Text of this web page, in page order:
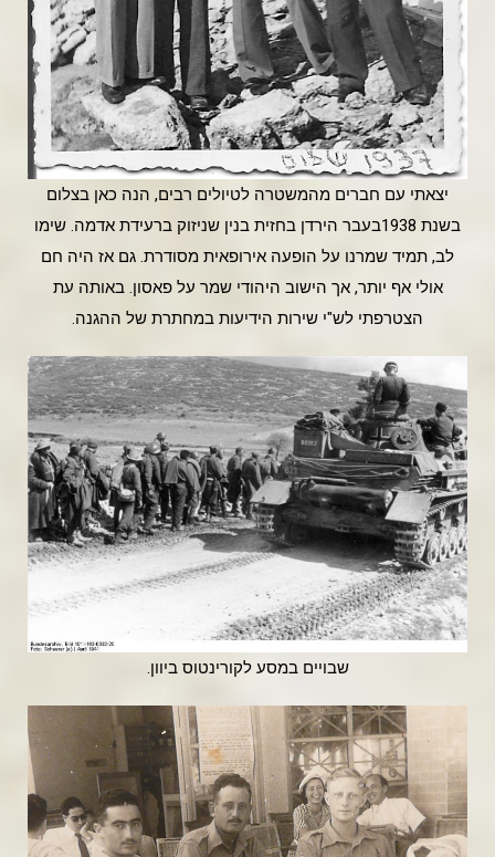
יצאתי עם חברים מהמשטרה לטיולים רבים, הנה כאן בצלום
בשנת 1938בעבר הירדן בחזית בנין שניזוק ברעידת אדמה. שימו
לב, תמיד שמרנו על הופעה אירופאית מסודרת. גם אז היה חם
אולי אף יותר, אך הישוב היהודי שמר על פאסון. באותה עת
הצטרפתי לש"י שירות הידיעות במחתרת של ההגנה.
שבויים במסע לקורינטוס ביוון.